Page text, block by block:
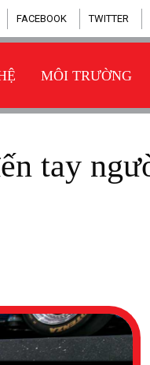
FACEBOOK TWITTER
MÔI TRƯỜNG